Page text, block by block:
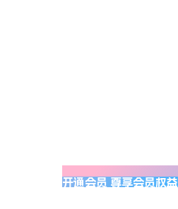
开通会员 尊享会员权益